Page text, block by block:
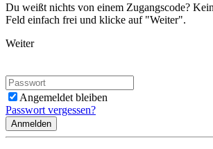
Du weißt nichts von einem Zugangscode?
Feld einfach frei und klicke auf "Weiter".
Weiter
Angemeldet bleiben
Passwort vergessen?
Anmelden